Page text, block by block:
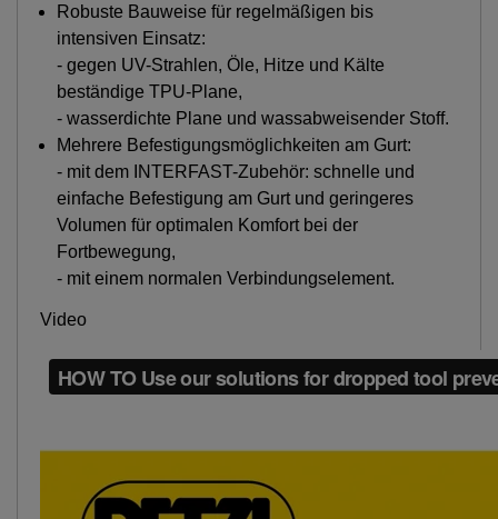
Robuste Bauweise für regelmäßigen bis
intensiven Einsatz:
- gegen UV-Strahlen, Öle, Hitze und Kälte
beständige TPU-Plane,
- wasserdichte Plane und wassabweisender Stoff.
Mehrere Befestigungsmöglichkeiten am Gurt:
- mit dem INTERFAST-Zubehör: schnelle und
einfache Befestigung am Gurt und geringeres
Volumen für optimalen Komfort bei der
Fortbewegung,
- mit einem normalen Verbindungselement.
Video